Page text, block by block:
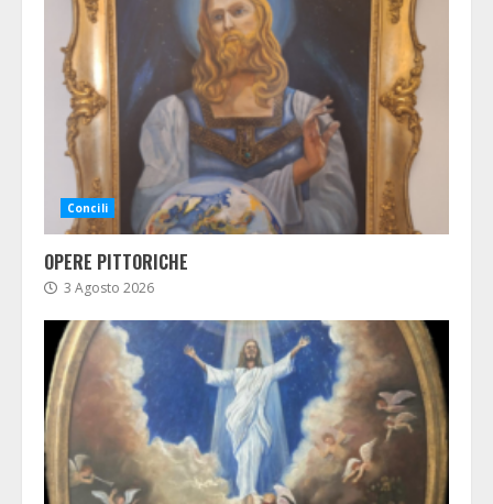
Concili
OPERE PITTORICHE
3 Agosto 2026